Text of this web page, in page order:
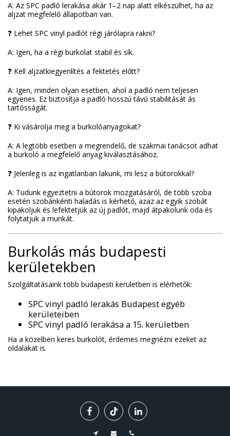
A: Az SPC padló lerakása akár 1–2 nap alatt elkészülhet, ha az
aljzat megfelelő állapotban van.
❓ Lehet SPC vinyl padlót régi járólapra rakni?
A: Igen, ha a régi burkolat stabil és sík.
❓ Kell aljzatkiegyenlítés a fektetés előtt?
A: Igen, minden olyan esetben, ahol a padló nem teljesen
egyenes. Ez biztosítja a padló hosszú távú stabilitását ás
tartósságát.
❓ Ki vásárolja meg a burkolóanyagokat?
A: A legtöbb esetben a megrendelő, de szakmai tanácsot adhat
a burkoló a megfelelő anyag kiválasztásához.
❓ Jelenleg is az ingatlanban lakunk, mi lesz a bútorokkal?
A: Tudunk egyeztetni a bútorok mozgatásáról, de több szoba
esetén szobánkénti haladás is kérhető, azaz az egyik szobát
kipakoljuk és lefektetjük az új padlót, majd átpakolunk oda és
folytatjuk a munkát.
Burkolás más budapesti
kerületekben
Szolgáltatásaink több budapesti kerületben is elérhetők:
SPC vinyl padló lerakás Budapest egyéb
kerületeiben
SPC vinyl padló lerakása a 15. kerületben
Ha a közelben keres burkolót, érdemes megnézni ezeket az
oldalakat is.